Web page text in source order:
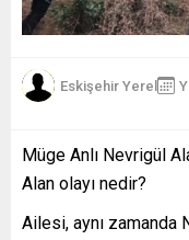
Eskişehir Yerel
Müge Anlı Nevrigül
Alan olayı nedir?
Ailesi, aynı zamanda